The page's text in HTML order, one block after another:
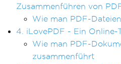
Zusammenführen von
Wie man PDF-
4. iLovePDF - Ein
Wie man PDF-
zusammenführt